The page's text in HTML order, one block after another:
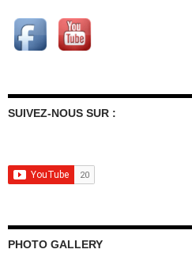
SUIVEZ-NOUS SUR :
PHOTO GALLERY